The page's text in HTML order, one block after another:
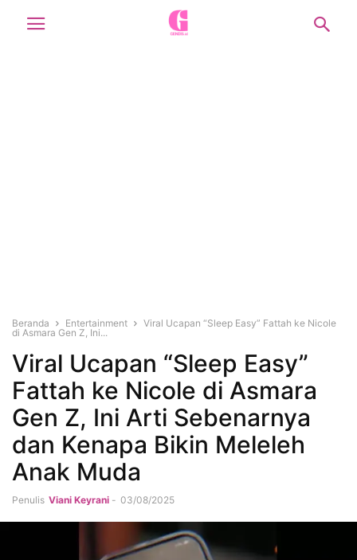
Beranda Entertainment
Viral Ucapan “Sleep Easy” Fattah ke Nicole
di Asmara Gen Z, Ini...
Viral Ucapan “Sleep Easy”
Fattah ke Nicole di Asmara
Gen Z, Ini Arti Sebenarnya
dan Kenapa Bikin Meleleh
Anak Muda
Penulis Viani Keyrani - 03/08/2025